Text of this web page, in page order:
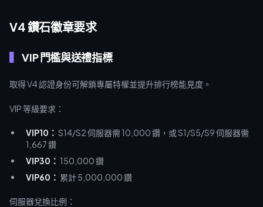
V4 鑽石徽章要求
VIP 門檻與送禮指標
取得 V4 認證身份可解鎖專屬特權並提升排行榜能見度。
VIP 等級要求：
VIP10： S14/S2 伺服器需 10,000 鑽，或 S1/S5/S9 伺服器需
1,667 鑽
VIP30： 150,000 鑽
VIP60： 累計 5,000,000 鑽
伺服器兌換比例：